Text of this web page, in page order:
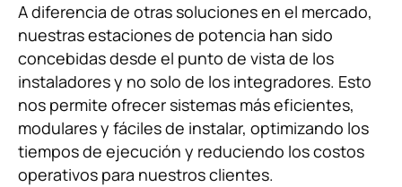
A diferencia de otras soluciones en el mercado,
nuestras estaciones de potencia han sido
concebidas desde el punto de vista de los
instaladores y no solo de los integradores. Esto
nos permite ofrecer sistemas más eficientes,
modulares y fáciles de instalar, optimizando los
tiempos de ejecución y reduciendo los costos
operativos para nuestros clientes.